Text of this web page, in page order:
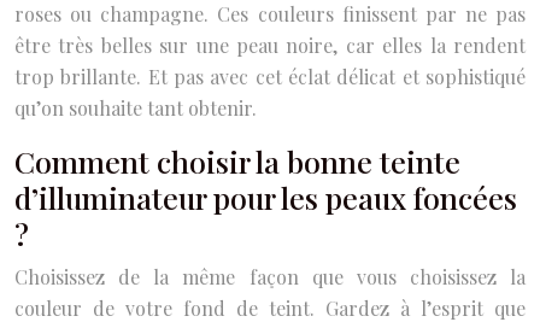
roses ou champagne. Ces couleurs finissent par ne pas
être très belles sur une peau noire, car elles la rendent
trop brillante. Et pas avec cet éclat délicat et sophistiqué
qu’on souhaite tant obtenir.
Comment choisir la bonne teinte
d’illuminateur pour les peaux foncées
?
Choisissez de la même façon que vous choisissez la
couleur de votre fond de teint. Gardez à l’esprit que